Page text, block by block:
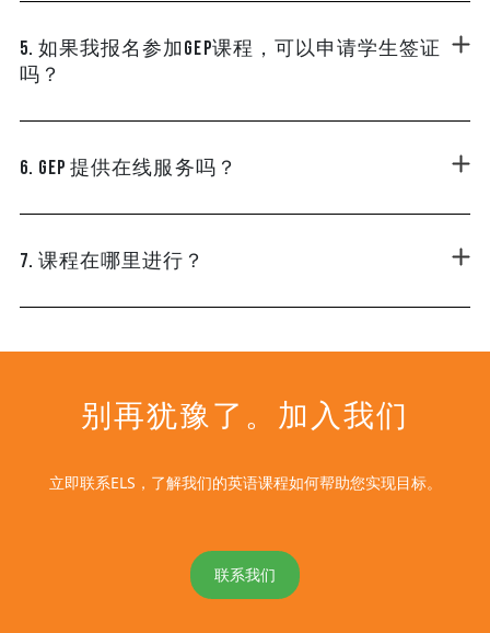
5. 如果我报名参加GEP课程，可以申请学生签证
吗？
6. GEP 提供在线服务吗？
7. 课程在哪里进行？
别再犹豫了。加入我们
立即联系ELS，了解我们的英语课程如何帮助您实现目标。
联系我们